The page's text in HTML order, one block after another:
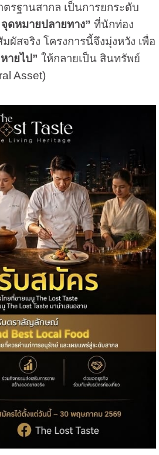
ตรฐานสากล เป็นการยกระดับ
จุดหมายปลายทาง” ที่นักท่อง
ผัสจริง โครงการนี้จึงมุ่งหวัง เพื่อ
ายไป” ให้กลายเป็น สินทรัพย์
Asset)